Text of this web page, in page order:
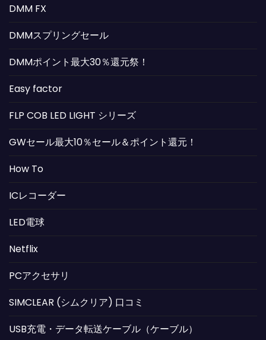
DMM FX
DMMスプリングセール
DMMポイント最大30％還元祭！
Easy factor
FLP COB LED LIGHT シリーズ
GWセール最大10％セール＆ポイント還元！
How To
ICレコーダー
LED電球
Netflix
PCアクセサリ
SIMCLEAR (シムクリア) 口コミ
USB充電・データ転送ケーブル（ケーブル）